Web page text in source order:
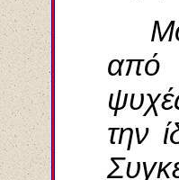
από
την